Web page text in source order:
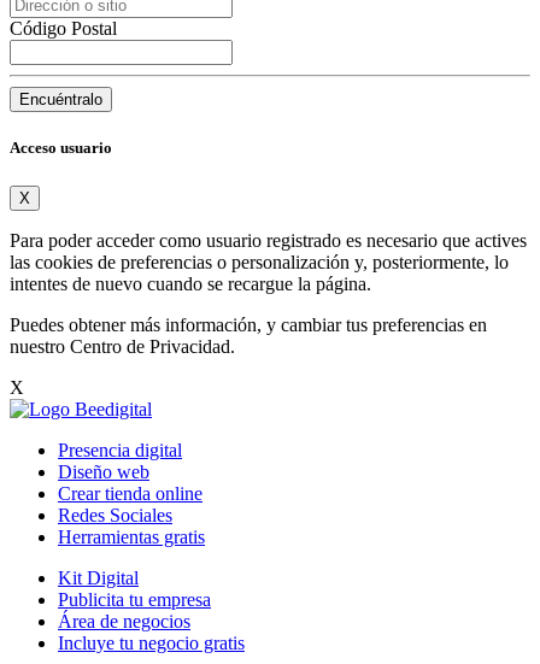
Código Postal
Encuéntralo
Acceso usuario
X
Para poder acceder como usuario registrado es necesario que actives
las cookies de preferencias o personalización y, posteriormente, lo
intentes de nuevo cuando se recargue la página.
Puedes obtener más información, y cambiar tus preferencias en
nuestro Centro de Privacidad.
X
Presencia digital
Diseño web
Crear tienda online
Redes Sociales
Herramientas gratis
Kit Digital
Publicita tu empresa
Área de negocios
Incluye tu negocio gratis